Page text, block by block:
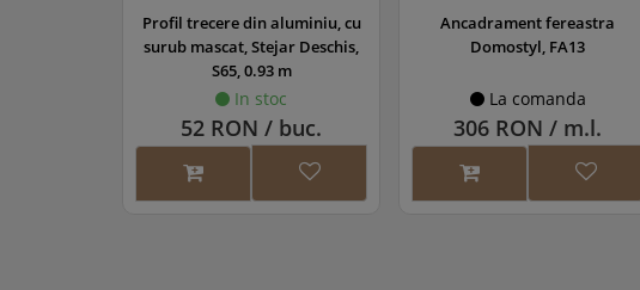
Profil trecere din aluminiu, cu
surub mascat, Stejar Deschis,
S65, 0.93 m
In stoc
52 RON / buc.
Ancadrament fereastra
Domostyl, FA13
La comanda
306 RON / m.l.